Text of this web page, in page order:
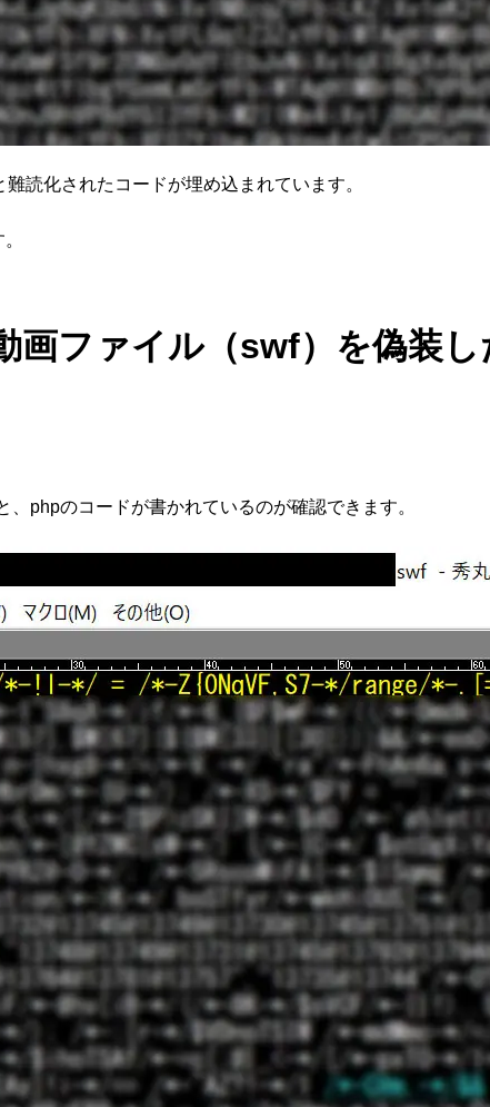
読化されたコードが埋め込まれています。
画ファイル（swf）を偽装し
phpのコードが書かれているのが確認できます。